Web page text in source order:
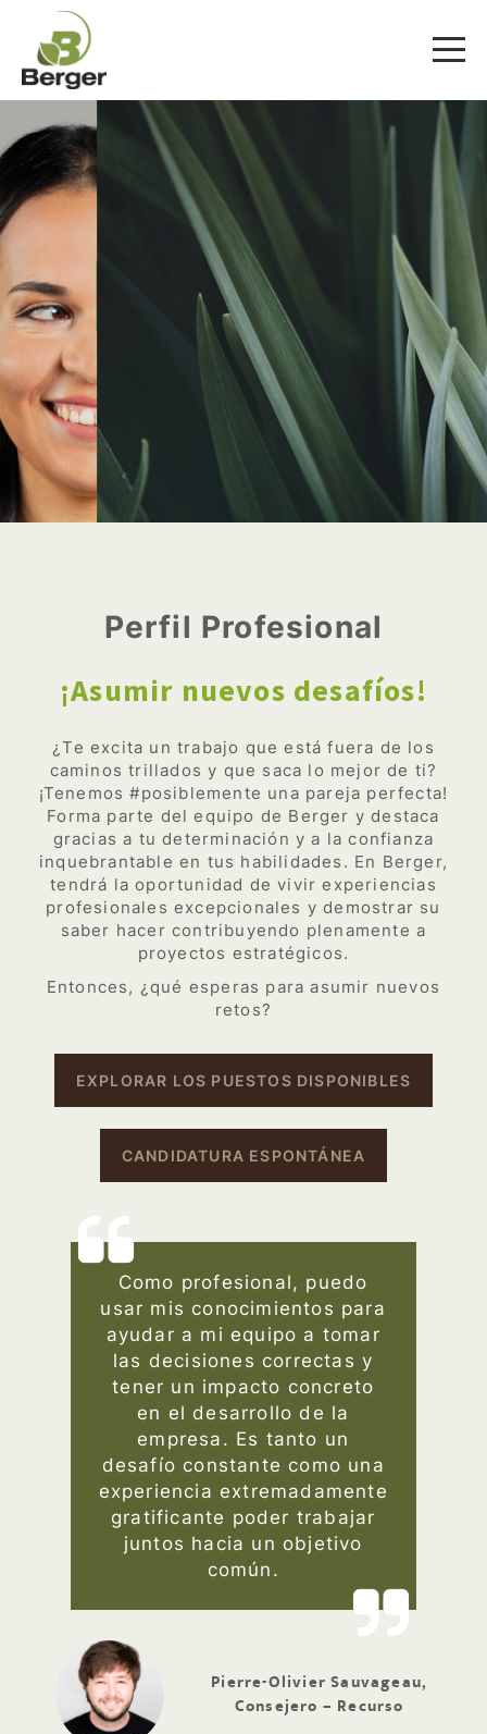
Perfil Profesional
¡Asumir nuevos desafíos!
¿Te excita un trabajo que está fuera de los
caminos trillados y que saca lo mejor de ti?
¡Tenemos #posiblemente una pareja perfecta!
Forma parte del equipo de Berger y destaca
gracias a tu determinación y a la confianza
inquebrantable en tus habilidades. En Berger,
tendrá la oportunidad de vivir experiencias
profesionales excepcionales y demostrar su
saber hacer contribuyendo plenamente a
proyectos estratégicos.
Entonces, ¿qué esperas para asumir nuevos
retos?
EXPLORAR LOS PUESTOS DISPONIBLES
CANDIDATURA ESPONTÁNEA
Como profesional, puedo
usar mis conocimientos para
ayudar a mi equipo a tomar
las decisiones correctas y
tener un impacto concreto
en el desarrollo de la
empresa. Es tanto un
desafío constante como una
experiencia extremadamente
gratificante poder trabajar
juntos hacia un objetivo
común.
Pierre-Olivier Sauvageau,
Consejero – Recurso